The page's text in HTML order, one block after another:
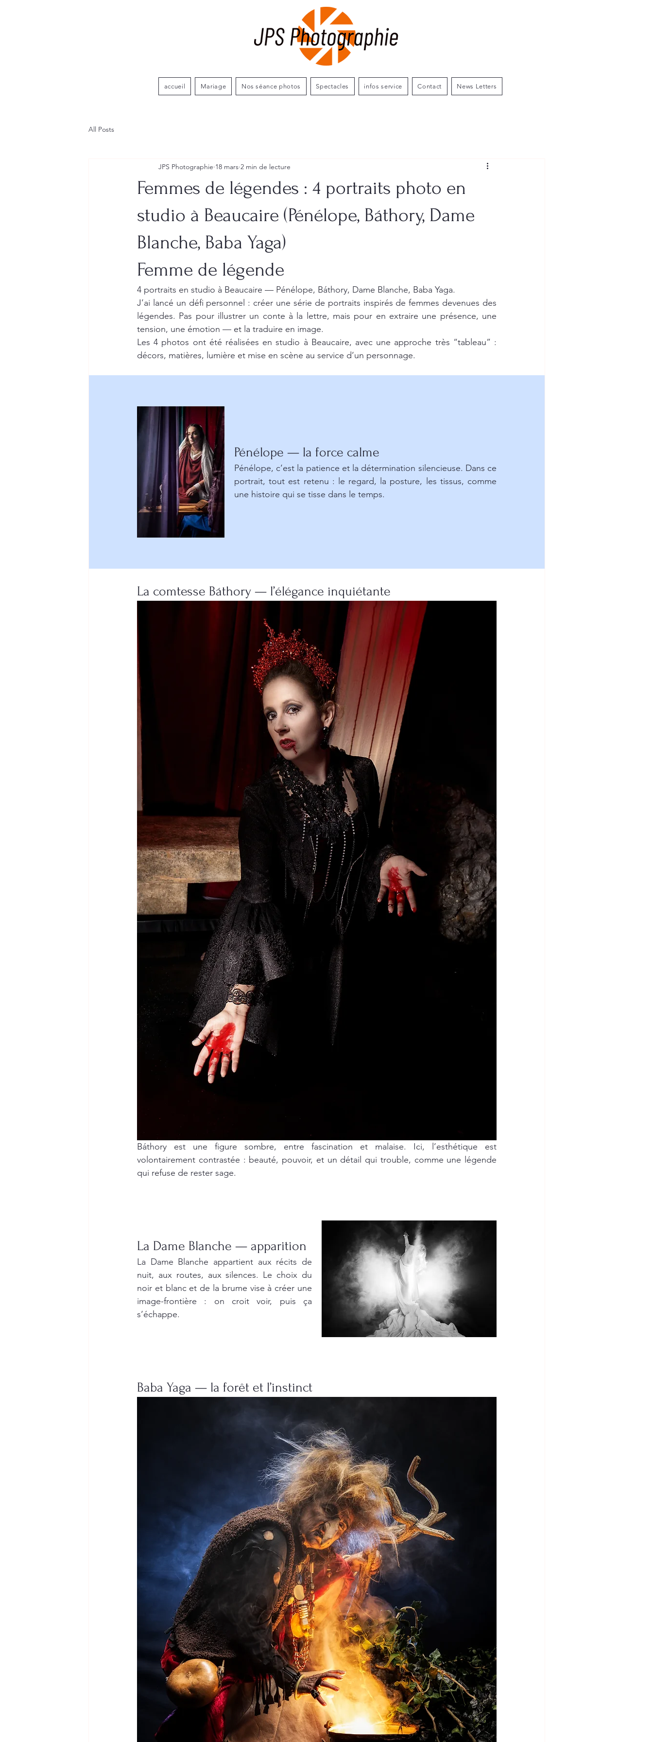
accueil Mariage Nos séance photos Spectacles infos service Contact News Letters
All Posts
Femmes de légendes : 4 portraits photo en
studio à Beaucaire (Pénélope, Báthory, Dame
Blanche, Baba Yaga)
JPS Photographie 18 mars 2 min de lecture
Femme de légende
4 portraits en studio à Beaucaire — Pénélope, Báthory, Dame Blanche, Baba Yaga.
J’ai lancé un défi personnel : créer une série de portraits inspirés de femmes devenues des
légendes. Pas pour illustrer un conte à la lettre, mais pour en extraire une présence, une
tension, une émotion — et la traduire en image.
Les 4 photos ont été réalisées en studio à Beaucaire, avec une approche très “tableau” :
décors, matières, lumière et mise en scène au service d’un personnage.
Pénélope — la force calme
Pénélope, c’est la patience et la détermination silencieuse. Dans ce
portrait, tout est retenu : le regard, la posture, les tissus, comme
une histoire qui se tisse dans le temps.
La comtesse Báthory — l’élégance inquiétante
Báthory est une figure sombre, entre fascination et malaise. Ici, l’esthétique est
volontairement contrastée : beauté, pouvoir, et un détail qui trouble, comme une légende
qui refuse de rester sage.
La Dame Blanche — apparition
La Dame Blanche appartient aux récits de
nuit, aux routes, aux silences. Le choix du
noir et blanc et de la brume vise à créer une
image-frontière : on croit voir, puis ça
s’échappe.
Baba Yaga — la forêt et l’instinct